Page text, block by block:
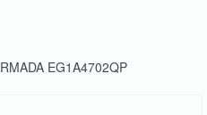
EG1A4702QP